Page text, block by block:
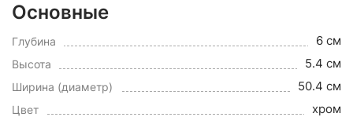
Основные
Глубина 6 см
Высота 5.4 см
Ширина (диаметр) 50.4 см
Цвет хром